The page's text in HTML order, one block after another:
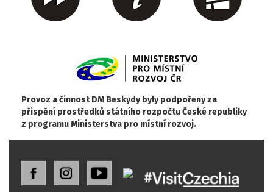
Provoz a činnost DM Beskydy byly podpořeny za
přispění prostředků státního rozpočtu České republiky
z programu Ministerstva pro místní rozvoj.